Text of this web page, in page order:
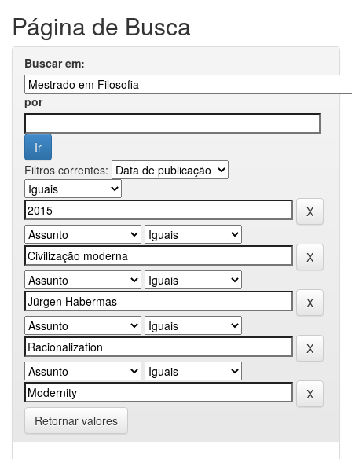
Página de Busca
Buscar em:
por
Filtros correntes:
Retornar valores